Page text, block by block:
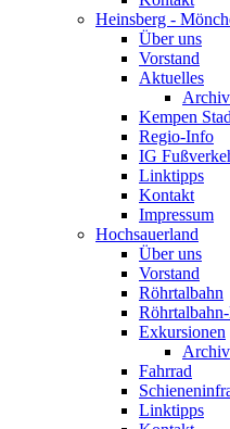
Heinsberg -
Über uns
Vorstand
Aktuelles
Kempen
Regio-Info
IG
Linktipps
Kontakt
Impressum
Hochsauerland
Über uns
Vorstand
Röhrtalbahn
Exkursionen
Archiv
Fahrrad
Linktipps